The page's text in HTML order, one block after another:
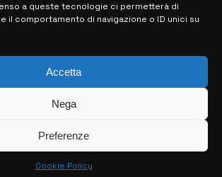
a queste tecnologie ci permetterà di
il comportamento di navigazione o ID unici su
Accetta
Nega
Preferenze
Cookie Policy